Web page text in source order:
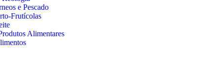
e Pescado
Frutícolas
Alimentares